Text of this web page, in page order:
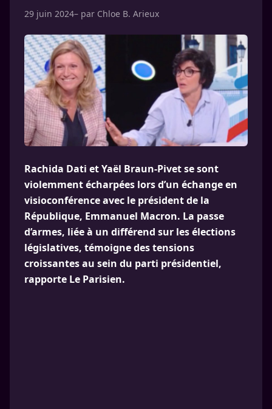
29 juin 2024– par Chloe B. Arieux
Rachida Dati et Yaël Braun-Pivet se sont
violemment écharpées lors d’un échange en
visioconférence avec le président de la
République, Emmanuel Macron. La passe
d’armes, liée à un différend sur les élections
législatives, témoigne des tensions
croissantes au sein du parti présidentiel,
rapporte Le Parisien.